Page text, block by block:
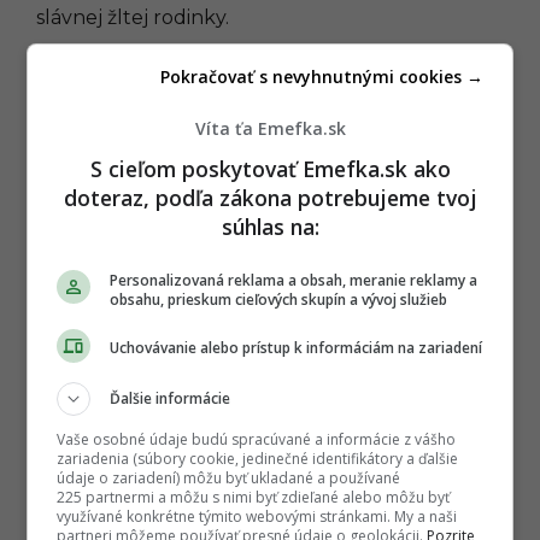
slávnej žltej rodinky.
2023: Corona ended
— soothsayer (@iamasoothsayer)
2022
Fenomén Simpsonovci: Ktoré
naplnili a čo nás podľa nich ešte
len čaká?
Zdroj: TASR
Víta ťa Emefka.sk
S cieľom poskytovať Emefka.sk ako
doteraz, podľa zákona potrebujeme tvoj
súhlas na:
Personalizovaná reklama a obsah, meranie reklamy a
obsahu, prieskum cieľových skupín a vývoj služieb
Uchovávanie alebo prístup k informáciám na zariadení
Ďalšie informácie
Vaše osobné údaje budú spracúvané a informácie z vášho
zariadenia (súbory cookie, jedinečné identifikátory a ďalšie
údaje o zariadení) môžu byť ukladané a používané
225 partnermi a môžu s nimi byť zdieľané alebo môžu byť
využívané konkrétne týmito webovými stránkami. My a naši
partneri môžeme používať presné údaje o geolokácii. Pozrite
Pokračovať s nevyhnutnými cookies →